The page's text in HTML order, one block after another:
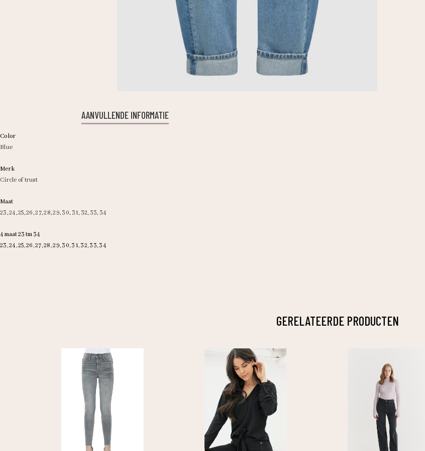
AANVULLENDE INFORMATIE
Color
Blue
Merk
Circle of trust
Maat
23,24,25,26,27,28,29, 30, 31, 32, 33, 34
4 maat 23 tm 34
23, 24, 25, 26, 27, 28, 29, 30, 31, 32, 33, 34
GERELATEERDE PRODUCTEN